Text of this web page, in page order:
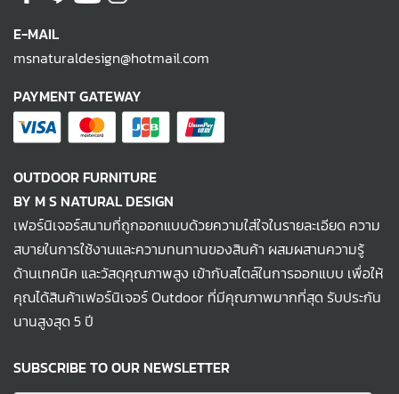
E-MAIL
msnaturaldesign@hotmail.com
PAYMENT GATEWAY
OUTDOOR FURNITURE
BY M S NATURAL DESIGN
เฟอร์นิเจอร์สนามที่ถูกออกแบบด้วยความใส่ใจในรายละเอียด ความ
สบายในการใช้งานและความทนทานของสินค้า ผสมผสานความรู้
ด้านเทคนิค และวัสดุคุณภาพสูง เข้ากับสไตล์ในการออกแบบ เพื่อให้
คุณได้สินค้าเฟอร์นิเจอร์ Outdoor ที่มีคุณภาพมากที่สุด รับประกัน
นานสูงสุด 5 ปี
SUBSCRIBE TO OUR NEWSLETTER